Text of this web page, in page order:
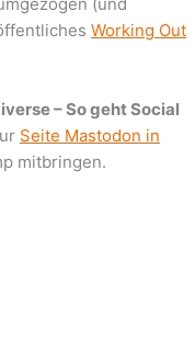
Working Out
– So geht Social
Seite Mastodon in
mitbringen.